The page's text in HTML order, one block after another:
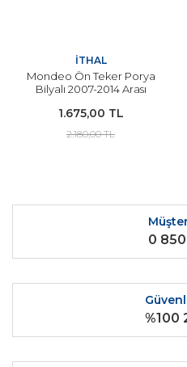
İTHAL
Mondeo Ön Teker Porya
Bilyalı 2007-2014 Arası
1.675,00 TL
2.180,00 TL
0
%100